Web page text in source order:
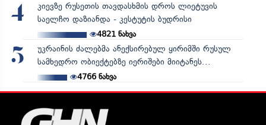
4
კიევზე რუსეთის თავდასხმის დროს ლიეტუვის
საელჩო დაზიანდა - კესტუტის ბუდრისი
4821ნახვა
5
უკრაინის ძალებმა ანექსირებულ ყირიმში რუსულ
სამხედრო ობიექტებზე იერიშები მიიტანეს...
4766ნახვა